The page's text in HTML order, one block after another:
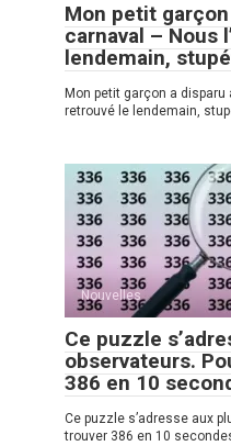
Mon petit
carnaval – Nous
lendemain,
Mon petit garçon a disparu
retrouvé le lendemain,
Nouvelles
Ce puzzle
observateurs.
386 en 10
Ce puzzle s’adresse aux
trouver 386 en 10